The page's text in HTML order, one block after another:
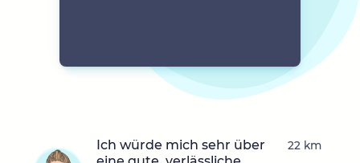
Ich würde mich sehr über
22 km